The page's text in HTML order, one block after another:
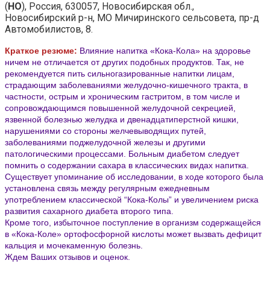
(НО), Россия, 630057, Новосибирская обл.,
Новосибирский р-н, МО Мичиринского сельсовета, пр-д
Автомобилистов, 8.
Краткое резюме: Влияние напитка «Кока-Кола» на здоровье
ничем не отличается от других подобных продуктов. Так, не
рекомендуется пить сильногазированные напитки лицам,
страдающим заболеваниями желудочно-кишечного тракта, в
частности, острым и хроническим гастритом, в том числе и
сопровождающимся повышенной желудочной секрецией,
язвенной болезнью желудка и двенадцатиперстной кишки,
нарушениями со стороны желчевыводящих путей,
заболеваниями поджелудочной железы и другими
патологическими процессами. Больным диабетом следует
помнить о содержании сахара в классических видах напитка.
Существует упоминание об исследовании, в ходе которого была
установлена связь между регулярным ежедневным
употреблением классической “Кока-Колы” и увеличением риска
развития сахарного диабета второго типа.
Кроме того, избыточное поступление в организм содержащейся
в «Кока-Коле» ортофосфорной кислоты может вызвать дефицит
кальция и мочекаменную болезнь
Ждем Ваших отзывов и оценок.